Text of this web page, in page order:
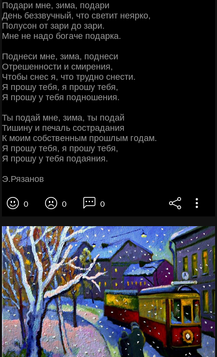
Подари мне, зима, подари
День беззвучный, что светит неярко,
Полусон от зари до зари.
Мне не надо богаче подарка.
Поднеси мне, зима, поднеси
Отрешенности и смирения,
Чтобы снес я, что трудно снести.
Я прошу тебя, я прошу тебя,
Я прошу у тебя подношения.
Ты подай мне, зима, ты подай
Тишину и печаль сострадания
К моим собственным прошлым годам.
Я прошу тебя, я прошу тебя,
Я прошу у тебя подаяния.
Э.Рязанов
0 0 0